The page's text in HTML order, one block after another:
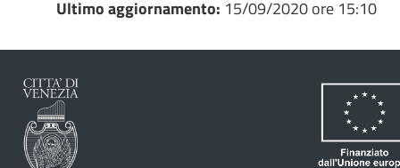
Ultimo aggiornamento: 15/09/2020 ore 15:10